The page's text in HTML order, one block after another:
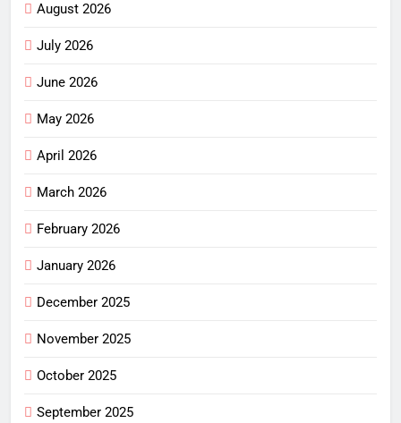
August 2026
July 2026
June 2026
May 2026
April 2026
March 2026
February 2026
January 2026
December 2025
November 2025
October 2025
September 2025